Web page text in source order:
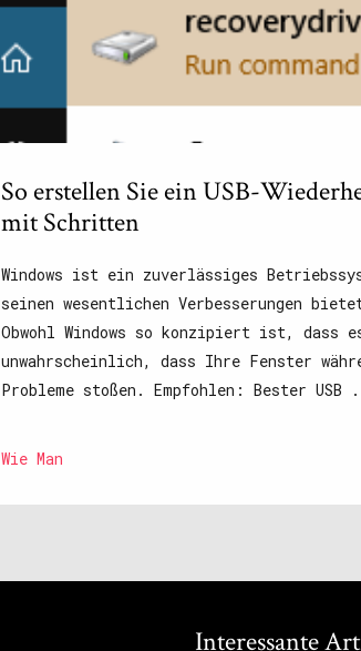
So erstellen Sie ein USB-
mit Schritten
Windows ist ein zuverlässiges
seinen wesentlichen Verbesserungen
Obwohl Windows so konzipiert ist,
unwahrscheinlich, dass Ihre Fenster
Probleme stoßen. Empfohlen: Bester USB
Wie Man
Interessante